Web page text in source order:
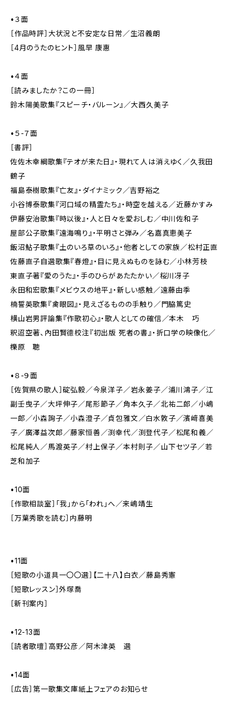
•３面
［作品時評］大状況と不安定な日常／生沼義朗
［4月のうたのヒント］風早 康惠
•４面
［読みましたか？この一冊］
鈴木陽美歌集『スピーチ・バルーン』／大西久美子
•５-７面
［書評］
佐佐木幸綱歌集『テオが来た日』・現れて人は消えゆく／久我田
鶴子
福島泰樹歌集『亡友』・ダイナミック／吉野裕之
小谷博泰歌集『河口域の精霊たち』・時空を越える／近藤かすみ
伊藤安治歌集『時以後』・人と日々を愛おしむ／中川佐和子
屋部公子歌集『遠海鳴り』・平明さと弾み／名嘉真恵美子
飯沼鮎子歌集『土のいろ草のいろ』・他者としての家族／松村正直
佐藤直子自選歌集『春燈』・目に見えぬものを詠む／小林芳枝
東直子著『愛のうた』・手のひらがあたたかい／桜川冴子
永田和宏歌集『メビウスの地平』・新しい感触／遠藤由季
楠誓英歌集『禽眼図』・見えざるものの手触り／門脇篤史
横山岩男評論集『作歌初心』・歌人としての確信／本木 巧
釈迢空著、內田賢德校注『初出版 死者の書』・折口学の映像化／
櫟原 聰
•８-９面
［佐賀県の歌人］碇弘毅／今泉洋子／岩永姜子／浦川鴻子／江
副壬曳子／大坪伸子／尾形節子／角本久子／北祐二郎／小嶋
一郎／小森詢子／小森澄子／貞包雅文／白水敦子／濱﨑喜美
子／廣澤益次郎／藤家恒善／渕幸代／渕登代子／松尾和義／
松尾純人／馬渡英子／村上保子／本村則子／山下セツ子／若
芝和加子
•10面
［作歌相談室］「我」から「われ」へ／来嶋靖生
［万葉秀歌を読む］内藤明
•11面
［短歌の小道具一〇〇選］【二十八】白衣／藤島秀憲
［短歌レッスン］外塚喬
［新刊案内］
•12-13面
［読者歌壇］高野公彦／阿木津英 選
•14面
［広告］第一歌集文庫紙上フェアのお知らせ